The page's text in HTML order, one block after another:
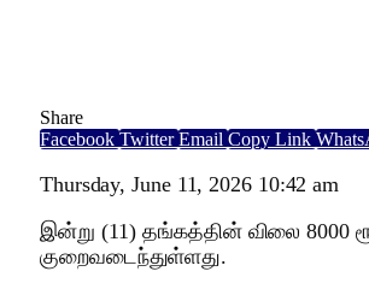
Share
Facebook Twitter Email Copy Link
Thursday, June 11, 2026 10:42 am
இன்று (11) தங்கத்தின் விலை 8000
குறைவடைந்துள்ளது.